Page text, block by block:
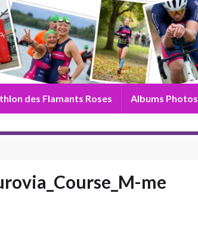
des Flamants Roses Albums Photos
me